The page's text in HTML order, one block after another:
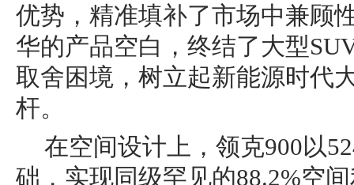
优势，精准填补了市场中兼顾
华的产品空白，终结了大型
取舍困境，树立起新能源时代
杆。
在空间设计上，领克900以
础，实现同级罕见的88.2%空